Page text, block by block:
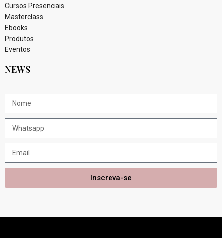
Cursos Presenciais
Masterclass
Ebooks
Produtos
Eventos
NEWS
Inscreva-se